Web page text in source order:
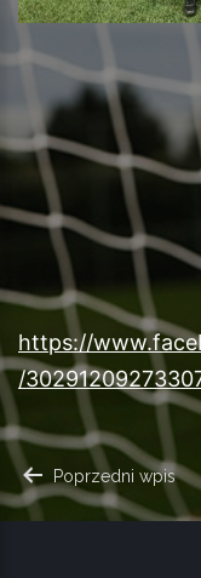
https://
/
Poprzedni wpis